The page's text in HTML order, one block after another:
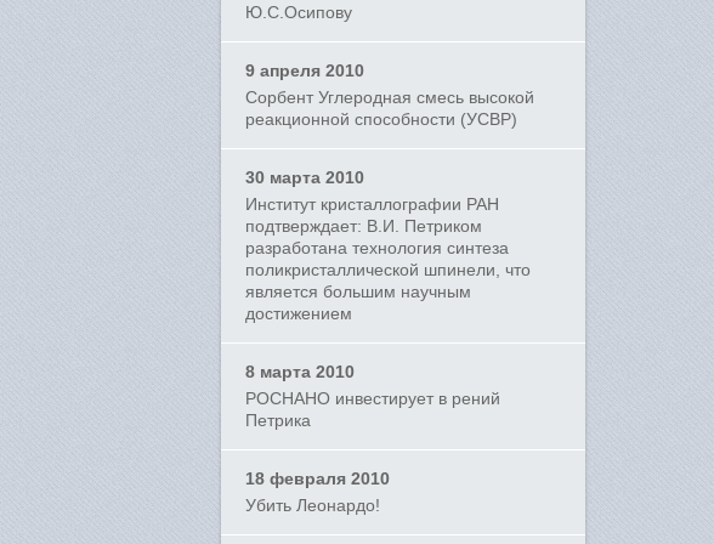
Ю.С.Осипову
9 апреля 2010
Сорбент Углеродная смесь высокой
реакционной способности (УСВР)
30 марта 2010
Институт кристаллографии РАН
подтверждает: В.И. Петриком
разработана технология синтеза
поликристаллической шпинели, что
является большим научным
достижением
8 марта 2010
РОСНАНО инвестирует в рений
Петрика
18 февраля 2010
Убить Леонардо!